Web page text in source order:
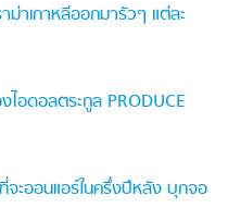
าเกาหลีออกมารัวๆ แต่ละ
อดอลตระกูล PRODUCE
จะออนแอร์ในครึ่งปีหลัง บุกจอ